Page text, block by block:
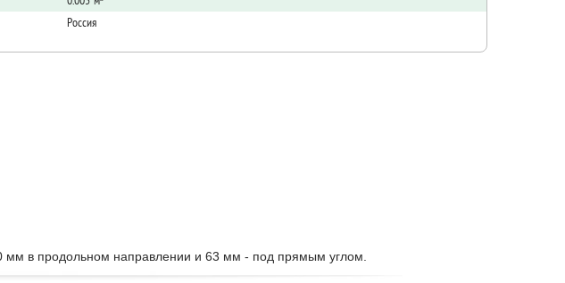
Россия
мм в продольном направлении и 63 мм - под прямым углом.